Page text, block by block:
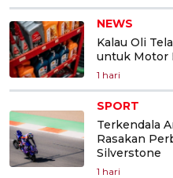
NEWS
Kalau Oli
untuk Motor
1 hari
SPORT
Terkendala
Rasakan
Silverstone
1 hari